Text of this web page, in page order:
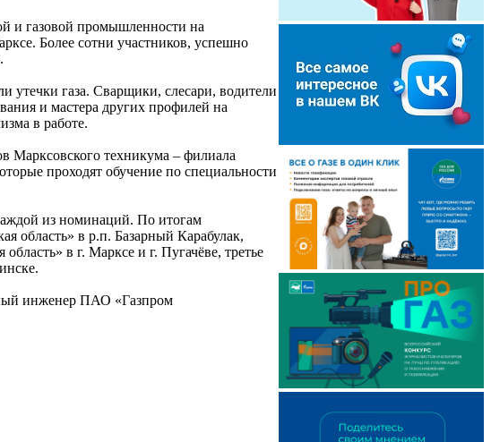
и газовой промышленности на
Более сотни участников, успешно
утечки газа. Сварщики, слесари, водители
и мастера других профилей на
в работе.
Марксовского техникума – филиала
проходят обучение по специальности
из номинаций. По итогам
область» в р.п. Базарный Карабулак,
в г. Марксе и г. Пугачёве, третье
инженер ПАО «Газпром